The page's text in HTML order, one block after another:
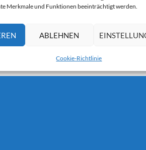
Merkmale und Funktionen beeinträchtigt werden.
ABLEHNEN
Cookie-Richtlinie